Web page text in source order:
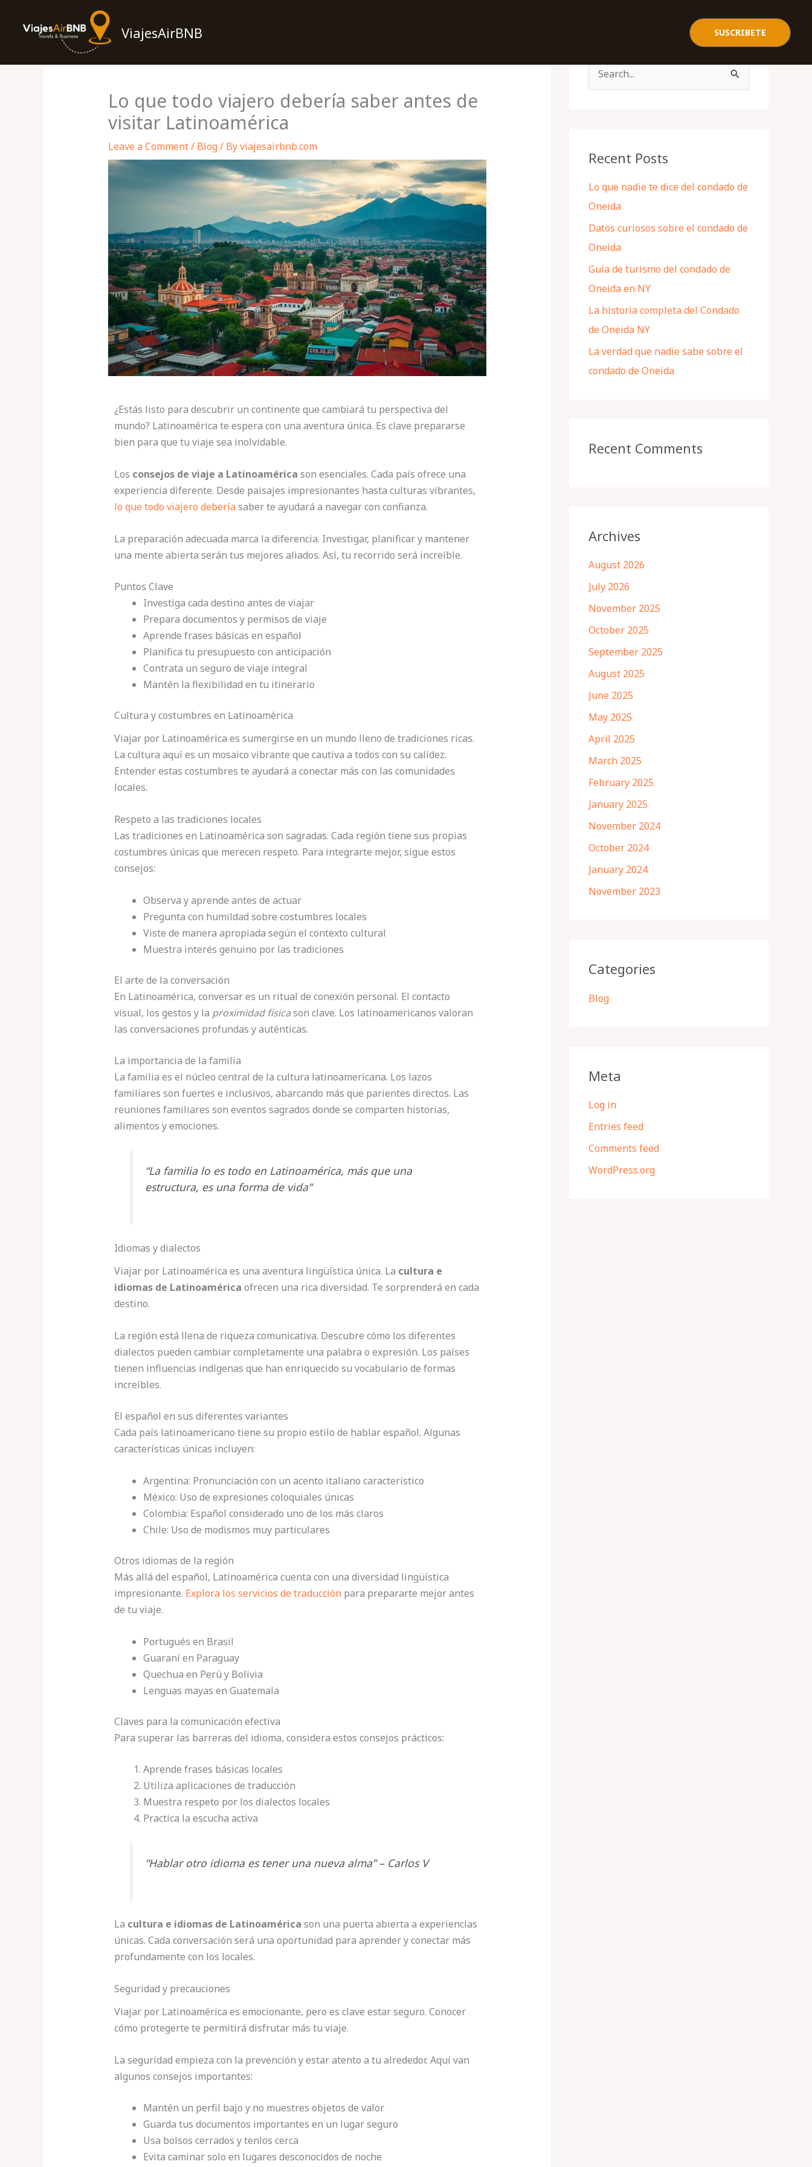
ViajesAirBNB SUSCRIBETE
Lo que todo viajero debería saber antes de
visitar Latinoamérica
Leave a Comment/ Blog/ Byviajesairbnb.com
¿Estás listo para descubrir un continente que cambiará tu perspectiva del
mundo? Latinoamérica te espera con una aventura única. Es clave prepararse
bien para que tu viaje sea inolvidable.
Los consejos de viaje a Latinoamérica son esenciales. Cada país ofrece una
experiencia diferente. Desde paisajes impresionantes hasta culturas vibrantes,
lo que todo viajero deberíasaber te ayudará a navegar con confianza.
La preparación adecuada marca la diferencia. Investigar, planificar y mantener
una mente abierta serán tus mejores aliados. Así, tu recorrido será increíble.
Puntos Clave
Investiga cada destino antes de viajar
Prepara documentos y permisos de viaje
Aprende frases básicas en español
Planifica tu presupuesto con anticipación
Contrata un seguro de viaje integral
Mantén la flexibilidad en tu itinerario
Cultura y costumbres en Latinoamérica
Viajar por Latinoamérica es sumergirse en un mundo lleno de tradiciones ricas.
La cultura aquí es un mosaico vibrante que cautiva a todos con su calidez.
Entender estas costumbres te ayudará a conectar más con las comunidades
locales.
Respeto a las tradiciones locales
Las tradiciones en Latinoamérica son sagradas. Cada región tiene sus propias
costumbres únicas que merecen respeto. Para integrarte mejor, sigue estos
consejos:
Observa y aprende antes de actuar
Pregunta con humildad sobre costumbres locales
Viste de manera apropiada según el contexto cultural
Muestra interés genuino por las tradiciones
El arte de la conversación
En Latinoamérica, conversar es un ritual de conexión personal. El contacto
visual, los gestos y la proximidad físicason clave. Los latinoamericanos valoran
las conversaciones profundas y auténticas.
La importancia de la familia
La familia es el núcleo central de la cultura latinoamericana. Los lazos
familiares son fuertes e inclusivos, abarcando más que parientes directos. Las
reuniones familiares son eventos sagrados donde se comparten historias,
alimentos y emociones.
“La familia lo es todo en Latinoamérica, más que una
estructura, es una forma de vida”
Idiomas y dialectos
Viajar por Latinoamérica es una aventura lingüística única. La cultura e
idiomas de Latinoamérica ofrecen una rica diversidad. Te sorprenderá en cada
destino.
La región está llena de riqueza comunicativa. Descubre cómo los diferentes
dialectos pueden cambiar completamente una palabra o expresión. Los países
tienen influencias indígenas que han enriquecido su vocabulario de formas
increíbles.
El español en sus diferentes variantes
Cada país latinoamericano tiene su propio estilo de hablar español. Algunas
características únicas incluyen:
Argentina: Pronunciación con un acento italiano característico
México: Uso de expresiones coloquiales únicas
Colombia: Español considerado uno de los más claros
Chile: Uso de modismos muy particulares
Otros idiomas de la región
Más allá del español, Latinoamérica cuenta con una diversidad lingüística
impresionante. Explora los servicios de traducciónpara prepararte mejor antes
de tu viaje.
Portugués en Brasil
Guaraní en Paraguay
Quechua en Perú y Bolivia
Lenguas mayas en Guatemala
Claves para la comunicación efectiva
Para superar las barreras del idioma, considera estos consejos prácticos:
Aprende frases básicas locales
Utiliza aplicaciones de traducción
Muestra respeto por los dialectos locales
Practica la escucha activa
“Hablar otro idioma es tener una nueva alma”– Carlos V
La cultura e idiomas de Latinoamérica son una puerta abierta a experiencias
únicas. Cada conversación será una oportunidad para aprender y conectar más
profundamente con los locales.
Seguridad y precauciones
Viajar por Latinoamérica es emocionante, pero es clave estar seguro. Conocer
cómo protegerte te permitirá disfrutar más tu viaje.
La seguridad empieza con la prevención y estar atento a tu alrededor. Aquí van
algunos consejos importantes:
Mantén un perfil bajo y no muestres objetos de valor
Guarda tus documentos importantes en un lugar seguro
Usa bolsos cerrados y tenlos cerca
Evita caminar solo en lugares desconocidos de noche
c
f
o
r
:
Recent Posts
Lo que nadie te dice del condado de
Oneida
Datos curiosos sobre el condado de
Oneida
Guía de turismo del condado de
Oneida en NY
La historia completa del Condado
de Oneida NY
La verdad que nadie sabe sobre el
condado de Oneida
Recent Comments
Archives
August 2026
July 2026
November 2025
October 2025
September 2025
August 2025
June 2025
May 2025
April 2025
March 2025
February 2025
January 2025
November 2024
October 2024
January 2024
November 2023
Categories
Blog
Meta
Log in
Entries feed
Comments feed
WordPress.org